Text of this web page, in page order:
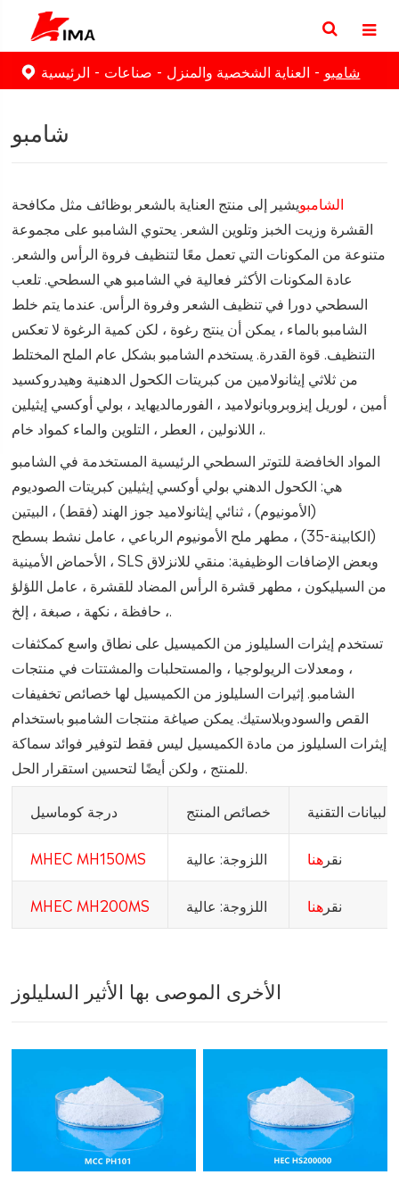
الرئيسية صناعات العناية الشخصية والمنزل شامبو
شامبو
الشامبويشير إلى منتج العناية بالشعر بوظائف مثل مكافحة
القشرة وزيت الخبز وتلوين الشعر. يحتوي الشامبو على مجموعة
متنوعة من المكونات التي تعمل معًا لتنظيف فروة الرأس والشعر.
عادة المكونات الأكثر فعالية في الشامبو هي السطحي. تلعب
السطحي دورا في تنظيف الشعر وفروة الرأس. عندما يتم خلط
الشامبو بالماء ، يمكن أن ينتج رغوة ، لكن كمية الرغوة لا تعكس
التنظيف. قوة القدرة. يستخدم الشامبو بشكل عام الملح المختلط
من ثلاثي إيثانولامين من كبريتات الكحول الدهنية وهيدروكسيد
أمين ، لوريل إيزوبروبانولاميد ، الفورمالديهايد ، بولي أوكسي إيثيلين
، اللانولين ، العطر ، التلوين والماء كمواد خام.
المواد الخافضة للتوتر السطحي الرئيسية المستخدمة في الشامبو
هي: الكحول الدهني بولي أوكسي إيثيلين كبريتات الصوديوم
(الأمونيوم) ، ثنائي إيثانولاميد جوز الهند (فقط) ، البيتين
(الكابينة-35) ، مطهر ملح الأمونيوم الرباعي ، عامل نشط بسطح
الأحماض الأمينية ، SLS وبعض الإضافات الوظيفية: منقي للانزلاق
من السيليكون ، مطهر قشرة الرأس المضاد للقشرة ، عامل اللؤلؤ
، حافظة ، نكهة ، صبغة ، إلخ.
تستخدم إيثرات السليلوز من الكميسيل على نطاق واسع كمكثفات
، ومعدلات الريولوجيا ، والمستحلبات والمشتتات في منتجات
الشامبو. إثيرات السليلوز من الكميسيل لها خصائص تخفيفات
القص والسودوبلاستيك. يمكن صياغة منتجات الشامبو باستخدام
إيثرات السليلوز من مادة الكميسيل ليس فقط لتوفير فوائد سماكة
للمنتج ، ولكن أيضًا لتحسين استقرار الحل.
درجة كوماسيل خصائص المنتج التقنية
MHEC MH150MS اللزوجة: عالية نقر هنا
MHEC MH200MS اللزوجة: عالية نقر هنا
الأخرى الموصى بها الأثير السليلوز